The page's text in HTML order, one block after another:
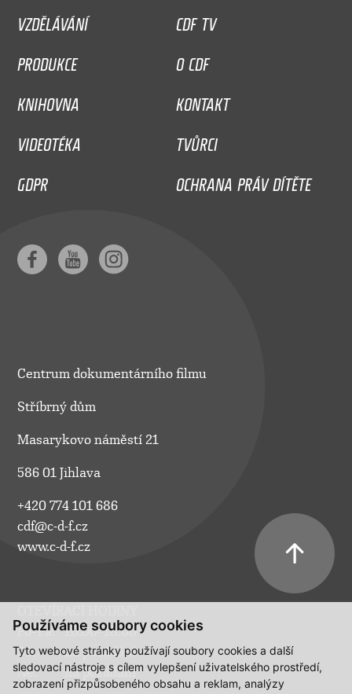
Používáme soubory cookies
Tyto webové stránky používají soubory cookies a další
sledovací nástroje s cílem vylepšení uživatelského prostředí,
zobrazení přizpůsobeného obsahu a reklam, analýzy
VZDĚLÁVÁNÍ
CDF TV
PRODUKCE
O CDF
KNIHOVNA
KONTAKT
VIDEOTÉKA
TVŮRCI
GDPR
OCHRANA PRÁV DÍTĚTE
Centrum dokumentárního filmu
Stříbrný dům
Masarykovo náměstí 21
586 01 Jihlava
+420 774 101 686
cdf@c-d-f.cz
www.c-d-f.cz
Po–Pá:
10.00–18.00
So:
na požádání
Ne:
na požádání